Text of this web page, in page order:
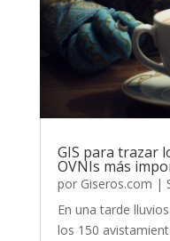
GIS para trazar
OVNIs más
por Giseros.com |
En una tarde
los 150